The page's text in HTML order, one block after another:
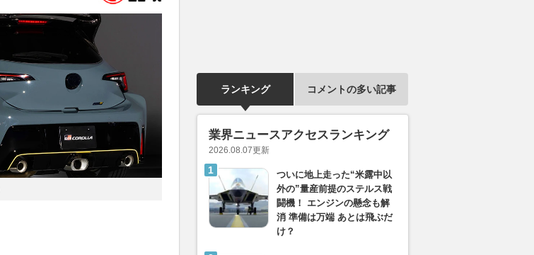
ランキング コメントの多い記事
業界ニュースアクセスランキング
2026.08.07更新
ついに地上走った“米露中以
外の”量産前提のステルス戦
闘機！ エンジンの懸念も解
消 準備は万端 あとは飛ぶだ
け？